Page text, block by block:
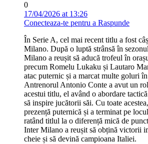
0
17/04/2026 at 13:26
Conecteaza-te pentru a Raspunde
În Serie A, cel mai recent titlu a fost
Milano. După o luptă strânsă în
Milano a reușit să aducă trofeul în
precum Romelu Lukaku și Lautaro
atac puternic și a marcat multe goluri
Antrenorul Antonio Conte a avut un
acestui titlu, el având o abordare
să inspire jucătorii săi. Cu toate
prezență puternică și a terminat pe
ratând titlul la o diferență mică de
Inter Milano a reușit să obțină victorii
cheie și să devină campioana Italiei.